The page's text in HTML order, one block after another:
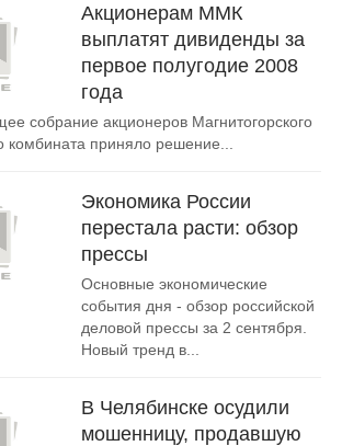
Акционерам ММК
выплатят дивиденды за
первое полугодие 2008
года
собрание акционеров Магнитогорского
комбината приняло решение...
Экономика России
перестала расти: обзор
прессы
Основные экономические
события дня - обзор российской
деловой прессы за 2 сентября.
Новый тренд в...
В Челябинске осудили
мошенницу, продавшую